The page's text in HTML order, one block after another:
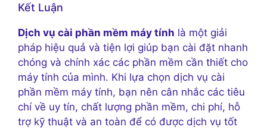
Kết Luận
Dịch vụ cài phần mềm máy tính là một giải
pháp hiệu quả và tiện lợi giúp bạn cài đặt nhanh
chóng và chính xác các phần mềm cần thiết cho
máy tính của mình. Khi lựa chọn dịch vụ cài
phần mềm máy tính, bạn nên cân nhắc các tiêu
chí về uy tín, chất lượng phần mềm, chi phí, hỗ
trợ kỹ thuật và an toàn để có được dịch vụ tốt